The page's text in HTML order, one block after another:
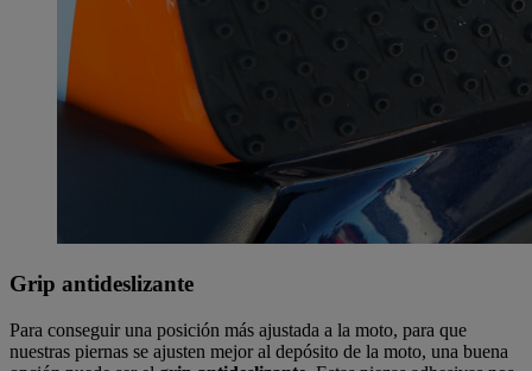
Grip antideslizante
Para conseguir una posición más ajustada a la moto, para que
nuestras piernas se ajusten mejor al depósito de la moto, una buena